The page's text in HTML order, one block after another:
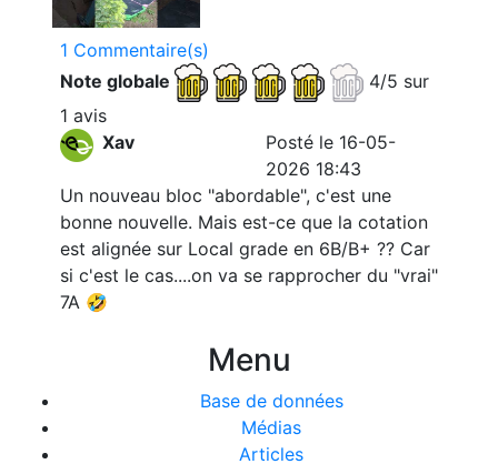
1 Commentaire(s)
Note globale
4/5 sur
1 avis
Xav
Posté le 16-05-
2026 18:43
Un nouveau bloc "abordable", c'est une
bonne nouvelle. Mais est-ce que la cotation
est alignée sur Local grade en 6B/B+ ?? Car
si c'est le cas....on va se rapprocher du "vrai"
7A 🤣
Menu
Base de données
Médias
Articles